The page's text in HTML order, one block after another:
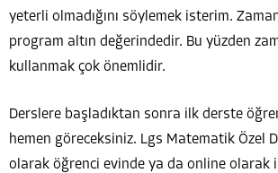
yeterli olmadığını söylemek isterim.
program altın değerindedir. Bu yüzden
kullanmak çok önemlidir.
Derslere başladıktan sonra ilk derste
hemen göreceksiniz. Lgs Matematik Özel
olarak öğrenci evinde ya da online olarak